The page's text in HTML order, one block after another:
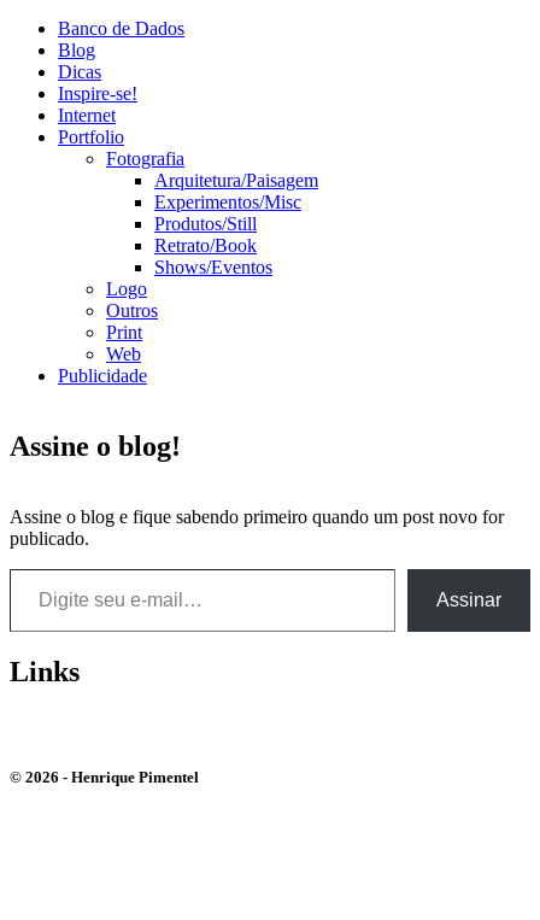
Banco de Dados
Blog
Dicas
Inspire-se!
Internet
Portfolio
Fotografia
Arquitetura/Paisagem
Experimentos/Misc
Produtos/Still
Retrato/Book
Shows/Eventos
Logo
Outros
Print
Web
Publicidade
Assine o blog!
Assine o blog e fique sabendo primeiro quando um post novo for
publicado.
Digite seu e-mail…
Assinar
Links
© 2026 - Henrique Pimentel